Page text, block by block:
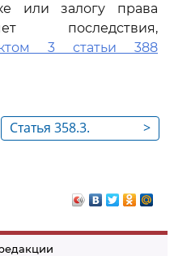
или залогу права
последствия,
3 статьи 388
>
Статья 358.3.